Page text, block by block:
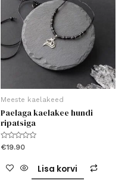
Meeste kaelakeed
Paelaga kaelakee hundi
ripatsiga
Hinnanguga
0
€19.90
Lisa korvi